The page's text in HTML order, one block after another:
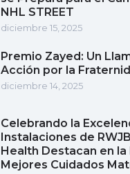
NHL STREET
diciembre 15, 2025
Premio Zayed: Un
Acción por la
diciembre 14, 2025
Celebrando la
Instalaciones de
Health Destacan en
Mejores Cuidados